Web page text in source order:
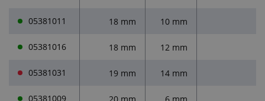
05381011 18 mm 10 mm
05381016 18 mm 12 mm
05381031 19 mm 14 mm
05381009